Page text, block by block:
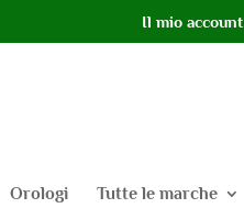
Il mio account
Orologi Tutte le marche